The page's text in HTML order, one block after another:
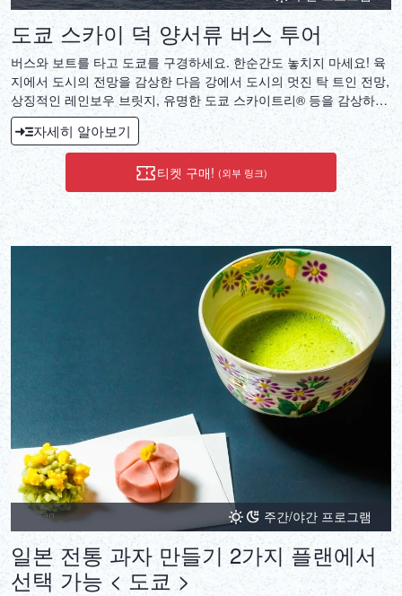
도쿄 스카이 덕 양서류 버스 투어
버스와 보트를 타고 도쿄를 구경하세요. 한순간도 놓치지 마세요! 육
지에서 도시의 전망을 감상한 다음 강에서 도시의 멋진 탁 트인 전망,
상징적인 레인보우 브릿지, 유명한 도쿄 스카이트리® 등을 감상하세
요.
자세히 알아보기
티켓 구매! (외부 링크)
주간/야간 프로그램
일본 전통 과자 만들기 2가지 플랜에서
선택 가능 < 도쿄 >